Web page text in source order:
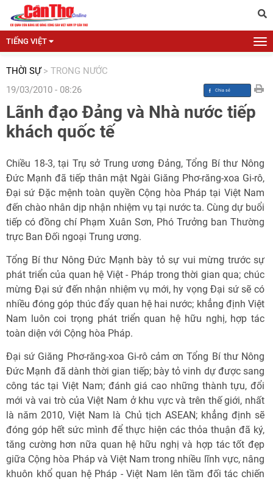
TIẾNG VIỆT
THỜI SỰ > TRONG NƯỚC
19/03/2010 - 08:26
Lãnh đạo Đảng và Nhà nước tiếp
khách quốc tế
Chiều 18-3, tại Trụ sở Trung ương Đảng, Tổng Bí thư Nông
Đức Mạnh đã tiếp thân mật Ngài Giăng Phơ-răng-xoa Gi-rô,
Đại sứ Đặc mệnh toàn quyền Cộng hòa Pháp tại Việt Nam
đến chào nhân dịp nhận nhiệm vụ tại nước ta. Cùng dự buổi
tiếp có đồng chí Phạm Xuân Sơn, Phó Trưởng ban Thường
trực Ban Đối ngoại Trung ương.
Tổng Bí thư Nông Đức Mạnh bày tỏ sự vui mừng trước sự
phát triển của quan hệ Việt - Pháp trong thời gian qua; chúc
mừng Đại sứ đến nhận nhiệm vụ mới, hy vọng Đại sứ sẽ có
nhiều đóng góp thúc đẩy quan hệ hai nước; khẳng định Việt
Nam luôn coi trọng phát triển quan hệ hữu nghị, hợp tác
toàn diện với Cộng hòa Pháp.
Đại sứ Giăng Phơ-răng-xoa Gi-rô cảm ơn Tổng Bí thư Nông
Đức Mạnh đã dành thời gian tiếp; bày tỏ vinh dự được sang
công tác tại Việt Nam; đánh giá cao những thành tựu, đổi
mới và vai trò của Việt Nam ở khu vực và trên thế giới, nhất
là năm 2010, Việt Nam là Chủ tịch ASEAN; khẳng định sẽ
đóng góp hết sức mình để thực hiện các thỏa thuận đã ký,
tăng cường hơn nữa quan hệ hữu nghị và hợp tác tốt đẹp
giữa Cộng hòa Pháp và Việt Nam trong nhiều lĩnh vực, nâng
khuôn khổ quan hệ Pháp - Việt Nam lên tầm đối tác chiến